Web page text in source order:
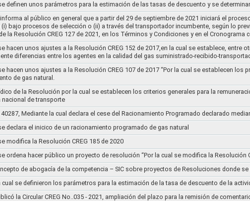
definen unos parámetros para la estimación de las tasas de descuento y se
informa al público en general que a partir del 29 de septiembre de 2021 iniciará el
(i) bajo procesos de selección o (ii) a través del transportador incumbente, según lo
la Resolución CREG 127 de 2021, en los Términos y Condiciones y en el
hacen unos ajustes a la Resolución CREG 152 de 2017,en la cual se establece,
diferencias entre los agentes en la calidad del gas suministrado-recibido-
hacen unos ajustes a la Resolución CREG 107 de 2017 “Por la cual se establecen
de gas natural.
de la Resolución por la cual se establecen los criterios generales para la
de transporte
Mediante la cual declara el cese del Racionamiento Programado declarado
declara el inicico de un racionamiento programado de gas natural
modifica la Resolución CREG 185 de 2020
ordena hacer público un proyecto de resolución “Por la cual se modifica la Resolución
de abogacía de la competencia – SIC sobre proyectos de Resoluciones donde
cual se definieron los parámetros para la estimación de la tasa de descuento de la
la Circular CREG No..035 - 2021, ampliación del plazo para la remisión de